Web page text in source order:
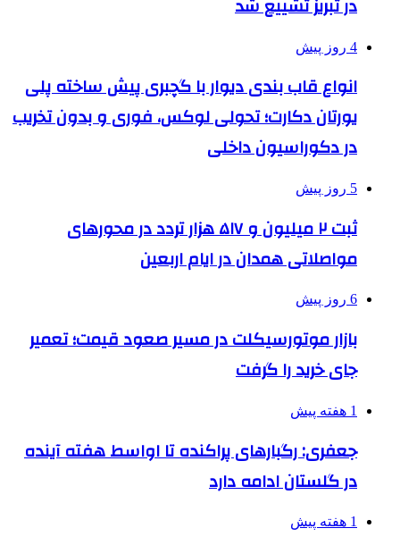
در تبریز تشییع شد
4 روز پیش
انواع قاب بندی دیوار با گچبری پیش ساخته پلی
یورتان دکارت؛ تحولی لوکس، فوری و بدون تخریب
در دکوراسیون داخلی
5 روز پیش
ثبت ۲ میلیون و ۵۱۷ هزار تردد در محورهای
مواصلاتی همدان در ایام اربعین
6 روز پیش
بازار موتورسیکلت در مسیر صعود قیمت؛ تعمیر
جای خرید را گرفت
1 هفته پیش
جعفری: رگبارهای پراکنده تا اواسط هفته آینده
در گلستان ادامه دارد
1 هفته پیش